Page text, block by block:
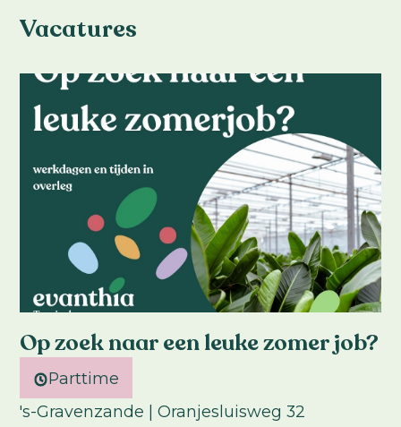
Vacatures
Op zoek naar een leuke zomer job?
Parttime
's-Gravenzande | Oranjesluisweg 32